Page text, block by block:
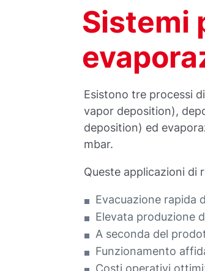
Sistemi
Esistono tre processi
vapor deposition),
deposition) ed
mbar.
Queste applicazioni di
Evacuazione rapida
Elevata produzione
A seconda del
Funzionamento
Costi operativi